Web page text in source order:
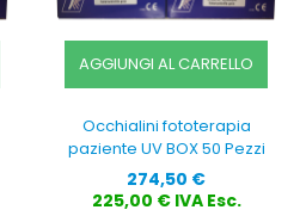
AGGIUNGI AL CARRELLO
Occhialini fototerapia
paziente UV BOX 50 Pezzi
Prezzo
274,50 €
225,00 € IVA Esc.